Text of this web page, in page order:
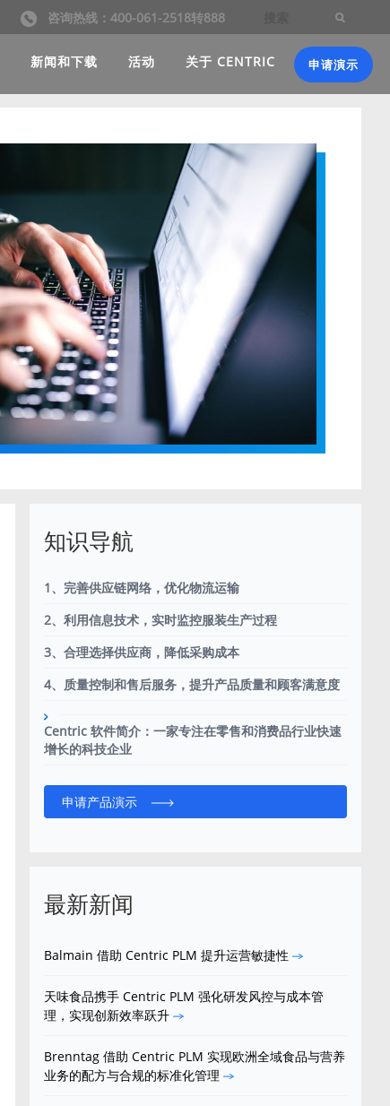
咨询热线：400-061-2518转888
新闻和下载 活动 关于 CENTRIC 申请演示
知识导航
1、完善供应链网络，优化物流运输
2、利用信息技术，实时监控服装生产过程
3、合理选择供应商，降低采购成本
4、质量控制和售后服务，提升产品质量和顾客满意度
Centric 软件简介：一家专注在零售和消费品行业快速
增长的科技企业
申请产品演示
最新新闻
Balmain 借助 Centric PLM 提升运营敏捷性
天味食品携手 Centric PLM 强化研发风控与成本管
理，实现创新效率跃升
Brenntag 借助 Centric PLM 实现欧洲全域食品与营养
业务的配方与合规的标准化管理